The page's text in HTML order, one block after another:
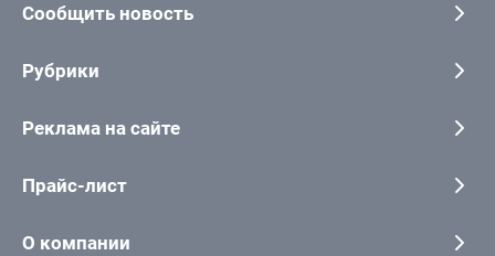
Сообщить новость
Рубрики
Реклама на сайте
Прайс-лист
О компании